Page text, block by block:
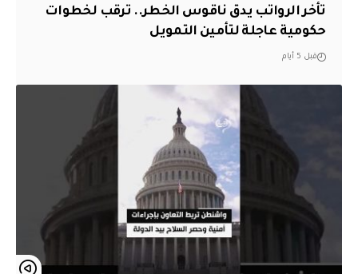
تأخر الرواتب يدق ناقوس الخطر.. ترقب لخطوات
حكومية عاجلة لتأمين التمويل
قبل 5 أيام